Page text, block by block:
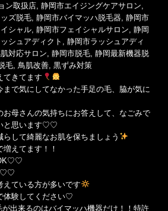
ン取扱店 ,静岡市エイジングケアサロン
ズ脱毛 ,静岡市バイマッハ脱毛器 ,静岡市
シャル ,静岡市フェイシャルサロン ,静岡
シュアディクト ,静岡市ラッシュアディ
対応サロン ,静岡市脱毛 ,静岡最新機器脱
毛 鳥肌改善 ,黒ずみ対策
てきてます
まで気にしてなかった手足の毛、脇が気に
お母さんの気持ちにお答えして、なごみで
と思います♡♡
して綺麗なお肌を保ちましょう
えてます！！
えている方が多いです‪
体験してください♡
出来るのはバイマッハ機器だけ！！特許